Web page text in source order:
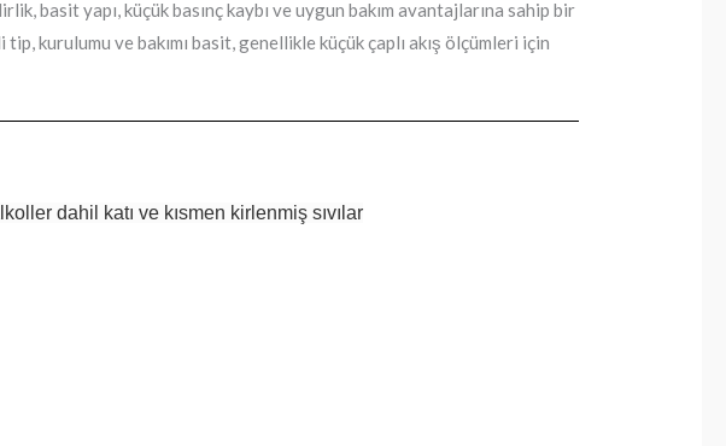
basit yapı, küçük basınç kaybı ve uygun bakım avantajlarına sahip bir
tip, kurulumu ve bakımı basit, genellikle küçük çaplı akış ölçümleri için
dahil katı ve kısmen kirlenmiş sıvılar